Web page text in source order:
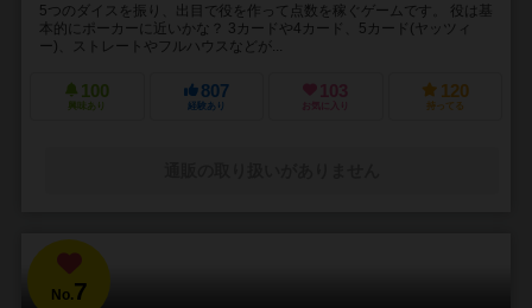
5つのダイスを振り、出目で役を作って点数を稼ぐゲームです。 役は基
本的にポーカーに近いかな？ 3カードや4カード、5カード(ヤッツィ
ー)、ストレートやフルハウスなどが...
100
興味あり
807
経験あり
103
お気に入り
120
持ってる
No.7